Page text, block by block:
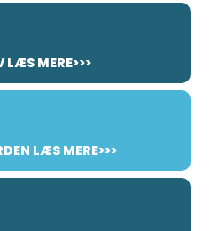
MERE>>>
LÆS MERE>>>